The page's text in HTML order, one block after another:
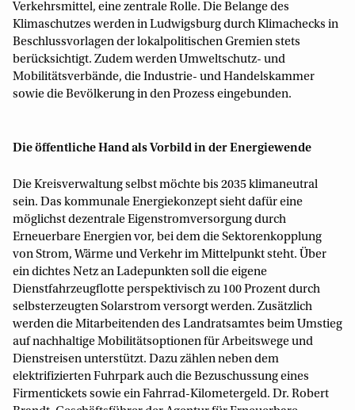
Verkehrsmittel, eine zentrale Rolle. Die Belange des
Klimaschutzes werden in Ludwigsburg durch Klimachecks in
Beschlussvorlagen der lokalpolitischen Gremien stets
berücksichtigt. Zudem werden Umweltschutz- und
Mobilitätsverbände, die Industrie- und Handelskammer
sowie die Bevölkerung in den Prozess eingebunden.
Die öffentliche Hand als Vorbild in der Energiewende
Die Kreisverwaltung selbst möchte bis 2035 klimaneutral
sein. Das kommunale Energiekonzept sieht dafür eine
möglichst dezentrale Eigenstromversorgung durch
Erneuerbare Energien vor, bei dem die Sektorenkopplung
von Strom, Wärme und Verkehr im Mittelpunkt steht. Über
ein dichtes Netz an Ladepunkten soll die eigene
Dienstfahrzeugflotte perspektivisch zu 100 Prozent durch
selbsterzeugten Solarstrom versorgt werden. Zusätzlich
werden die Mitarbeitenden des Landratsamtes beim Umstieg
auf nachhaltige Mobilitätsoptionen für Arbeitswege und
Dienstreisen unterstützt. Dazu zählen neben dem
elektrifizierten Fuhrpark auch die Bezuschussung eines
Firmentickets sowie ein Fahrrad-Kilometergeld. Dr. Robert